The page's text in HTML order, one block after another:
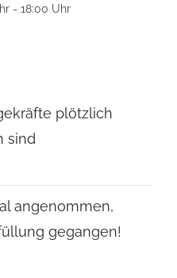
- 18:00 Uhr
plötzlich
sind
angenommen,
gegangen!